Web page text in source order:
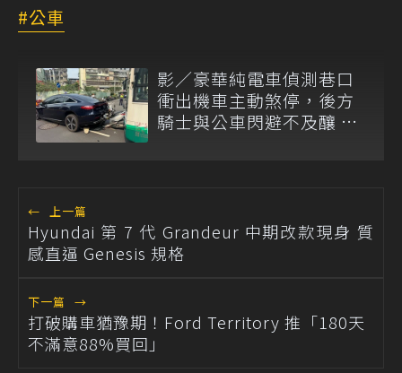
公車
影／豪華純電車偵測巷口
衝出機車主動煞停，後方
騎士與公車閃避不及釀 4
← 上一篇
Hyundai 第 7 代 Grandeur 中期改款現身 質
感直逼 Genesis 規格
下一篇 →
打破購車猶豫期！Ford Territory 推「180天
不滿意88%買回」